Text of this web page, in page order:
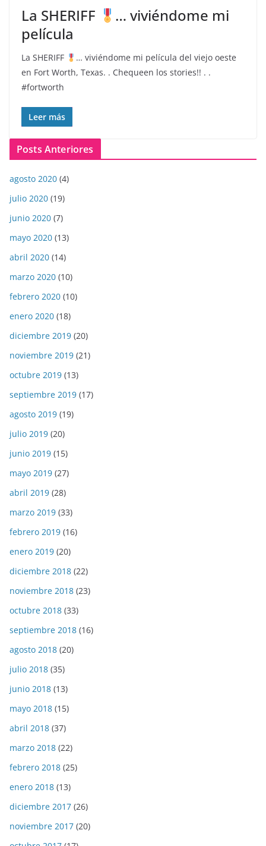
La SHERIFF
… viviéndome mi
película
La SHERIFF
… viviéndome mi película del viejo oeste
en Fort Worth, Texas. . Chequeen los stories!! . .
#fortworth
Leer más
Posts Anteriores
agosto 2020 (4)
julio 2020 (19)
junio 2020 (7)
mayo 2020 (13)
abril 2020 (14)
marzo 2020 (10)
febrero 2020 (10)
enero 2020 (18)
diciembre 2019 (20)
noviembre 2019 (21)
octubre 2019 (13)
septiembre 2019 (17)
agosto 2019 (19)
julio 2019 (20)
junio 2019 (15)
mayo 2019 (27)
abril 2019 (28)
marzo 2019 (33)
febrero 2019 (16)
enero 2019 (20)
diciembre 2018 (22)
noviembre 2018 (23)
octubre 2018 (33)
septiembre 2018 (16)
agosto 2018 (20)
julio 2018 (35)
junio 2018 (13)
mayo 2018 (15)
abril 2018 (37)
marzo 2018 (22)
febrero 2018 (25)
enero 2018 (13)
diciembre 2017 (26)
noviembre 2017 (20)